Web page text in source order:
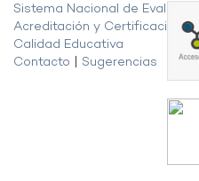
Sistema Nacional de
Acreditación y Certificación
Calidad Educativa
Contacto
Sugerencias